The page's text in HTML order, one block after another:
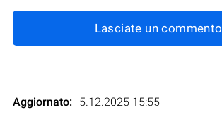
Lasciate un commento
Aggiornato: 5.12.2025 15:55